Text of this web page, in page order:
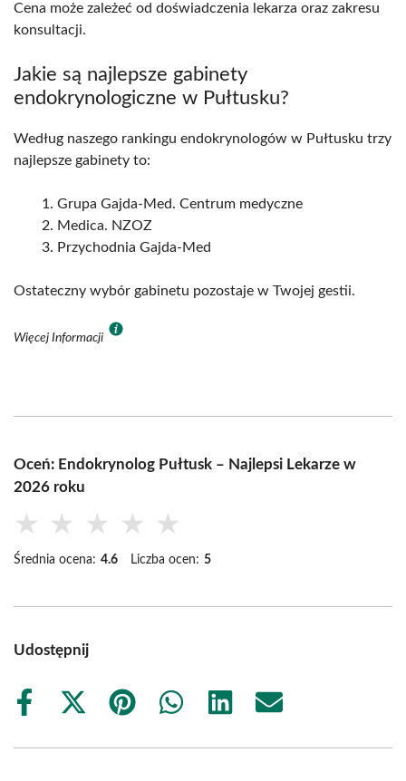
Cena może zależeć od doświadczenia lekarza oraz zakresu
konsultacji.
Jakie są najlepsze gabinety
endokrynologiczne w Pułtusku?
Według naszego rankingu endokrynologów w Pułtusku trzy
najlepsze gabinety to:
Grupa Gajda-Med. Centrum medyczne
Medica. NZOZ
Przychodnia Gajda-Med
Ostateczny wybór gabinetu pozostaje w Twojej gestii.
Więcej Informacji
Oceń: Endokrynolog Pułtusk – Najlepsi Lekarze w
2026 roku
★ ★ ★ ★ ★
Średnia ocena: 4.6 Liczba ocen: 5
Udostępnij
Share
Share
(Twitter)
Share
Share
Share
Share